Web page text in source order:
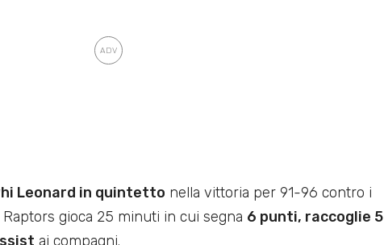
Leonard in quintetto nella vittoria per 91-96 contro i
Raptors gioca 25 minuti in cui segna 6 punti, raccoglie 5
ai compagni.